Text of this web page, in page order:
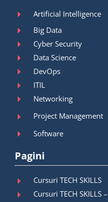
Artificial Intelligence
Big Data
Cyber Security
Data Science
DevOps
ITIL
Networking
Project Management
Software
Pagini
Cursuri TECH SKILLS
Cursuri TECH SKILLS